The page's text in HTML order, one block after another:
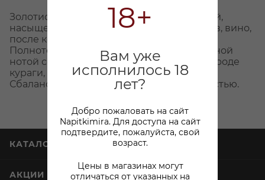
18+
Вам уже
исполнилось 18
лет?
Добро пожаловать на сайт
Napitkimira. Для доступа на сайт
подтвердите, пожалуйста, свой
возраст.
Цены в магазинах могут
отличаться от указанных на
Золотисто-оранжевый цвет. Аромат яркий,
насыщенный, сложный, это вино - прорыв, вино,
после которого почва уходит из-под ног.
Полнотелое, высокоэкстрактивное, с пряной
нотой соломы, жимолости, сухофруктов вроде
кураги, миндаля, цедры апельсина.
Сбалансированное, с отличной кислотностью.
КАТАЛОГ
АКЦИИ